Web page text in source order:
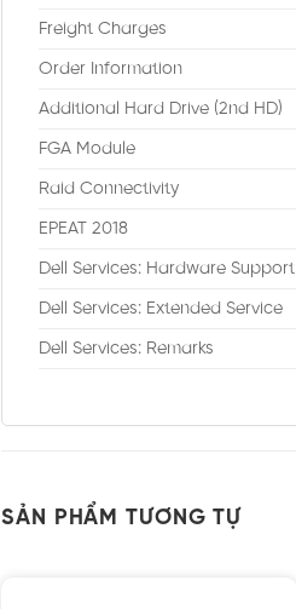
Freight Charges
Order Information
Additional Hard Drive (2nd HD)
FGA Module
Raid Connectivity
EPEAT 2018
Dell Services: Hardware Support
Dell Services: Extended Service
Dell Services: Remarks
SẢN PHẨM TƯƠNG TỰ